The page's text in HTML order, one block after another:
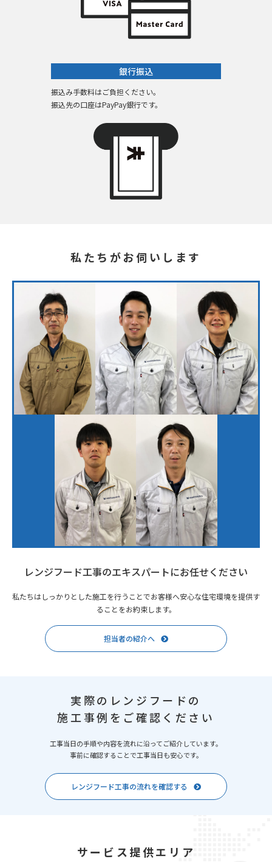
銀行振込
振込み手数料はご負担ください。
振込先の口座はPayPay銀行です。
私たちがお伺いします
レンジフード工事のエキスパートにお任せください
私たちはしっかりとした施工を行うことでお客様へ安心な住宅環境を提供す
ることをお約束します。
担当者の紹介へ
実際のレンジフードの
施工事例をご確認ください
工事当日の手順や内容を流れに沿ってご紹介しています。
事前に確認することで工事当日も安心です。
レンジフード工事の流れを確認する
サービス提供エリア